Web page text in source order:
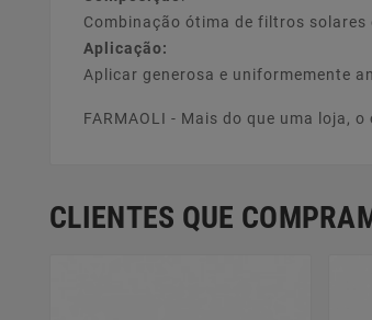
Combinação ótima de filtros solares
Aplicação:
Aplicar generosa e uniformemente
FARMAOLI - Mais do que uma loja,
CLIENTES QUE